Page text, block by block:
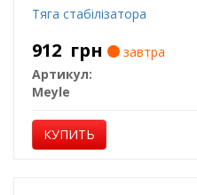
Тяга стабілізатора
912 грн
завтра
Артикул:
Meyle
КУПИТЬ